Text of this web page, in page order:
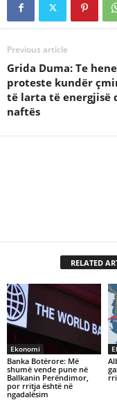
Previous article
Grida Duma: Te
proteste kundër
të larta të energjisë
naftës
RELATED
Ekonomi
Banka Botërore: Më
shumë vende pune në
Ballkanin Perëndimor,
por rritja është në
ngadalësim